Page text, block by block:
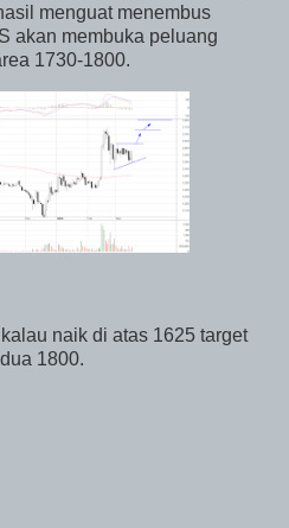
menguat menembus
akan membuka peluang
1730-1800.
naik di atas 1625 target
1800.